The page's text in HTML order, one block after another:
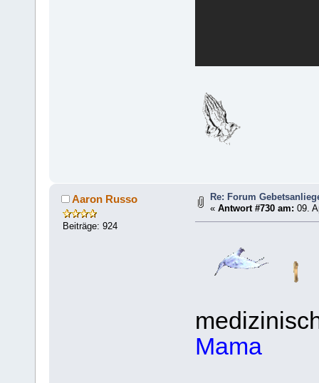
Aaron Russo
Beiträge: 924
Re: Forum
«Antwort #730 am: 09.
Mama